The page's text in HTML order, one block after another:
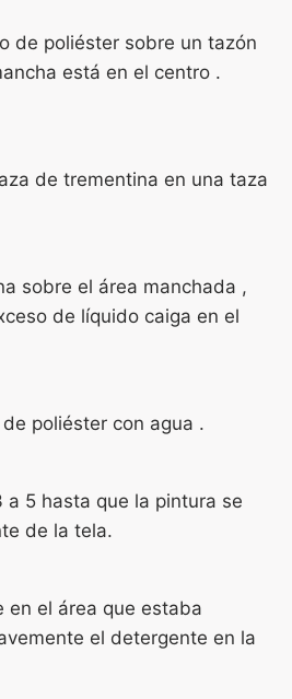
de poliéster sobre un tazón
está en el centro .
de trementina en una taza
sobre el área manchada ,
de líquido caiga en el
poliéster con agua .
a 5 hasta que la pintura se
de la tela.
en el área que estaba
el detergente en la